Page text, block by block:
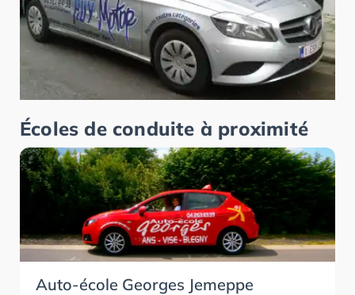
Écoles de conduite à proximité
Auto-école Georges Jemeppe